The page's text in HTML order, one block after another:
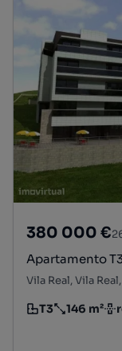
380 000 €
Apartamento
Vila Real, Vila
Tipologia
T3
Preço por146 m²
Andar